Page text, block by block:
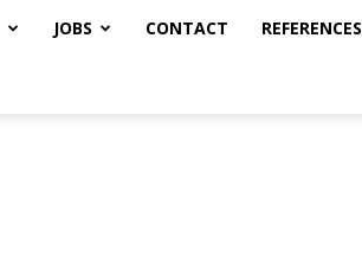
JOBS CONTACT REFERENCES